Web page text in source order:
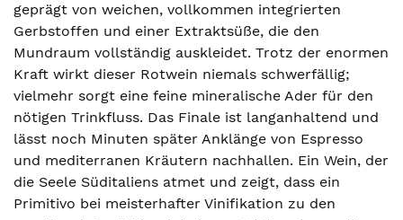
geprägt von weichen, vollkommen integrierten
Gerbstoffen und einer Extraktsüße, die den
Mundraum vollständig auskleidet. Trotz der enormen
Kraft wirkt dieser Rotwein niemals schwerfällig;
vielmehr sorgt eine feine mineralische Ader für den
nötigen Trinkfluss. Das Finale ist langanhaltend und
lässt noch Minuten später Anklänge von Espresso
und mediterranen Kräutern nachhallen. Ein Wein, der
die Seele Süditaliens atmet und zeigt, dass ein
Primitivo bei meisterhafter Vinifikation zu den